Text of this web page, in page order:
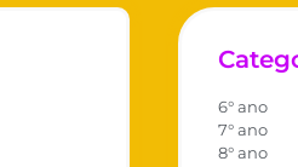
6° ano
7° ano
8° ano